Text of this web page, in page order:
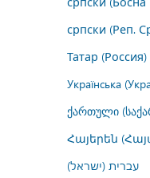
српски (Реп.
Татар (Россия)
Українська
ქართული
Հայերեն
עברית (ישראל)